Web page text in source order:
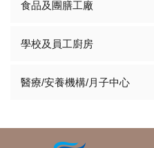
食品及團膳工廠
學校及員工廚房
醫療/安養機構/月子中心